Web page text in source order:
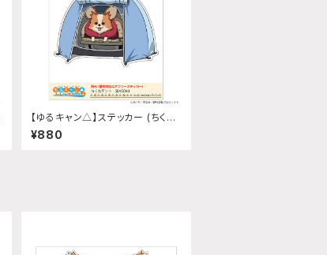
【ゆるキャン△】ステッカー (ちくわ
テント『SEASON3』)
¥880